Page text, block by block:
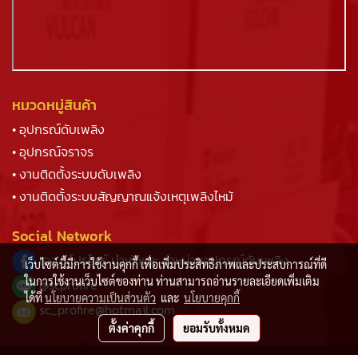
หมวดหมู่สินค้า
• อุปกรณ์ดับเพลิง
• อุปกรณ์จราจร
• งานติดตั้งระบบดับเพลิง
• งานติดตั้งระบบสัญญาณแจ้งเหตุเพลิงไหม้
Social Network
เอส.ซี.โปรไฟร์ นำเข้าและ จำหน่ายอุปกรณ์ดับเพลิง
@scprofire
sc_profire@hotmail.com
เว็บไซต์นี้มีการใช้งานคุกกี้ เพื่อเพิ่มประสิทธิภาพและประสบการณ์ที่ดี
ในการใช้งานเว็บไซต์ของท่าน ท่านสามารถอ่านรายละเอียดเพิ่มเติม
ได้ที่นโยบายความเป็นส่วนตัว และ นโยบายคุกกี้
ตั้งค่าคุกกี้ ยอมรับทั้งหมด